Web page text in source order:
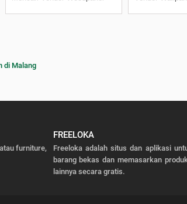
di Malang
furniture,
FREELOKA
Freeloka adalah situs dan aplikasi
barang bekas dan memasarkan
lainnya secara gratis.